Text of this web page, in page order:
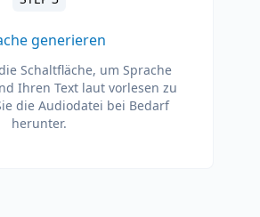
generieren
Schaltfläche, um Sprache
Ihren Text laut vorlesen zu
die Audiodatei bei Bedarf
herunter.